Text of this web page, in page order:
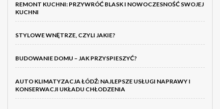
REMONT KUCHNI: PRZYWRÓĆ BLASK I NOWOCZESNOŚĆ SWOJEJ
KUCHNI
STYLOWE WNĘTRZE, CZYLI JAKIE?
BUDOWANIE DOMU – JAK PRZYSPIESZYĆ?
AUTO KLIMATYZACJA ŁÓDŹ: NAJLEPSZE USŁUGI NAPRAWY I
KONSERWACJI UKŁADU CHŁODZENIA